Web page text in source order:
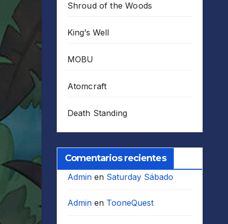
Shroud of the Woods
King’s Well
MOBU
Atomcraft
Death Standing
Comentarios recientes
Adminen Saturday Sábado
Adminen TooneQuest